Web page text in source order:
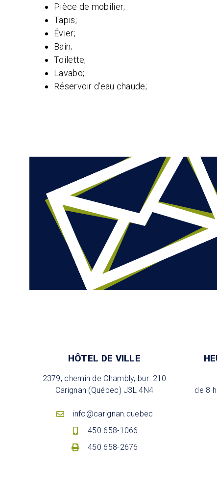
Pièce de mobilier;
Tapis;
Évier;
Bain;
Toilette;
Lavabo;
Réservoir d’eau chaude;
HÔTEL DE VILLE
2379, chemin de Chambly, bur. 210
Carignan (Québec) J3L 4N4
info@carignan.quebec
450 658-1066
450 658-2676
de 8